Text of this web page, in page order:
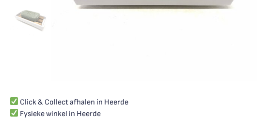
Click & Collect afhalen in Heerde
Fysieke winkel in Heerde